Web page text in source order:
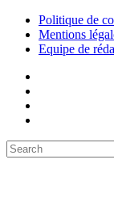
Politique de
Mentions
Equipe de